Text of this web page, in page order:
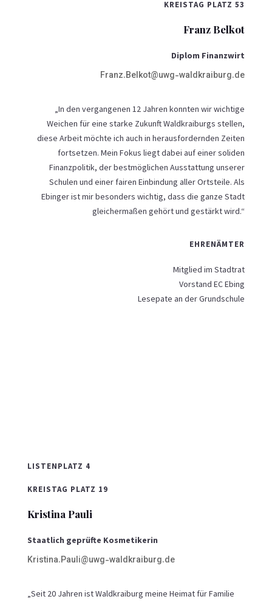
KREISTAG PLATZ 53
Franz Belkot
Diplom Finanzwirt
Franz.Belkot@uwg-waldkraiburg.de
„In den vergangenen 12 Jahren konnten wir wichtige
Weichen für eine starke Zukunft Waldkraiburgs stellen,
diese Arbeit möchte ich auch in herausfordernden Zeiten
fortsetzen. Mein Fokus liegt dabei auf einer soliden
Finanzpolitik, der bestmöglichen Ausstattung unserer
Schulen und einer fairen Einbindung aller Ortsteile. Als
Ebinger ist mir besonders wichtig, dass die ganze Stadt
gleichermaßen gehört und gestärkt wird.“
EHRENÄMTER
Mitglied im Stadtrat
Vorstand EC Ebing
Lesepate an der Grundschule
LISTENPLATZ 4
KREISTAG PLATZ 19
Kristina Pauli
Staatlich geprüfte Kosmetikerin
Kristina.Pauli@uwg-waldkraiburg.de
„Seit 20 Jahren ist Waldkraiburg meine Heimat für Familie